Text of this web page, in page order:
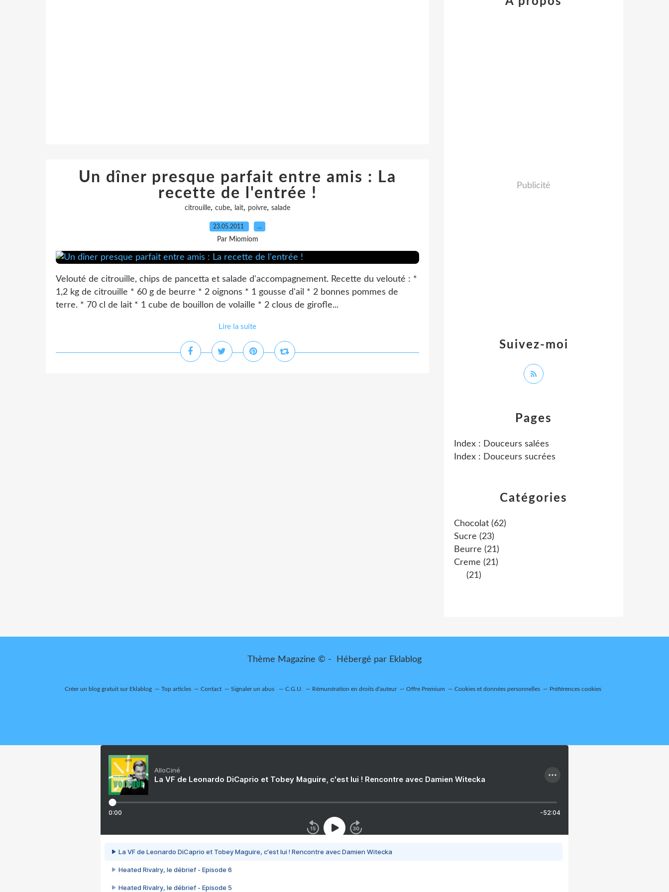
Un dîner presque parfait entre amis : La
recette de l'entrée !
citrouille, cube, lait, poivre, salade
23.05.2011 …
Par Miomiom
Velouté de citrouille, chips de pancetta et salade d'accompagnement. Recette du velouté : *
1,2 kg de citrouille * 60 g de beurre * 2 oignons * 1 gousse d'ail * 2 bonnes pommes de
terre. * 70 cl de lait * 1 cube de bouillon de volaille * 2 clous de girofle...
Lire la suite
Catégories
Chocolat (62)
Sucre (23)
Beurre (21)
Creme (21)
(21)
Pages
Index : Douceurs salées
Index : Douceurs sucrées
Suivez-moi
Publicité
Thème Magazine © - Hébergé par Eklablog
Créer un blog gratuit sur Eklablog Top articles Contact Signaler un abus C.G.U. Rémunération en droits d'auteur Offre Premium Cookies et données personnelles Préférences cookies
AlloCiné
La VF de Leonardo DiCaprio et Tobey Maguire, c'est lui ! Rencontre avec Damien Witecka
0:00 -52:04
La VF de Leonardo DiCaprio et Tobey Maguire, c'est lui ! Rencontre avec Damien Witecka
Heated Rivalry, le débrief - Episode 6
Heated Rivalry, le débrief - Episode 5